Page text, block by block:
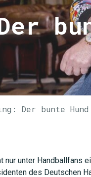
Der bunte
nur unter Handballfans
des Deutschen